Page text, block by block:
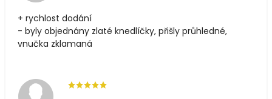
+ rychlost dodání
- byly objednány zlaté knedlíčky, přišly průhledné,
vnučka zklamaná